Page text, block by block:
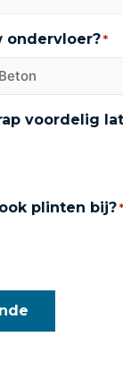
ondervloer? *
voordelig
plinten bij? *